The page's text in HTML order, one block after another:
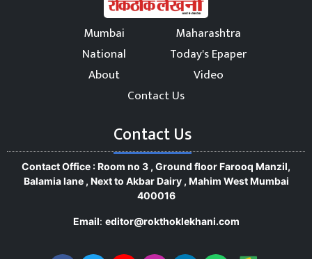
Mumbai
Maharashtra
National
Today's Epaper
About
Video
Contact Us
Contact Us
Contact Office : Room no 3 , Ground floor Farooq Manzil,
Balamia lane , Next to Akbar Dairy , Mahim West Mumbai
400016
Email: editor@rokthoklekhani.com